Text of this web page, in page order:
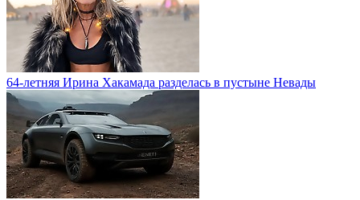
64-летняя Ирина Хакамада разделась в пустыне Невады